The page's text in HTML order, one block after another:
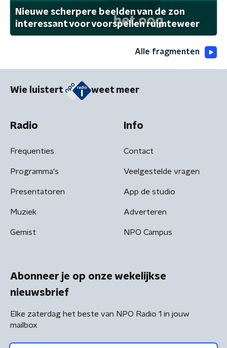
Nieuwe scherpere beelden van de zon
interessant voor voorspellen ruimteweer
Alle fragmenten
Wie luistert weet meer
Radio
Frequenties
Programma's
Presentatoren
Muziek
Gemist
Info
Contact
Veelgestelde vragen
App de studio
Adverteren
NPO Campus
Abonneer je op onze wekelijkse
nieuwsbrief
Elke zaterdag het beste van NPO Radio 1 in jouw
mailbox